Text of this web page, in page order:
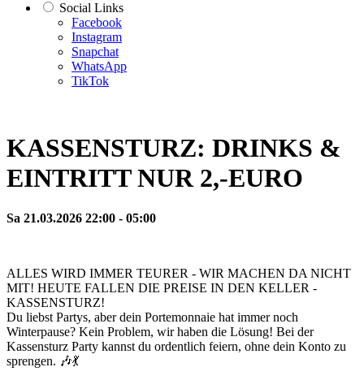
Social Links
Facebook
Instagram
Snapchat
WhatsApp
TikTok
KASSENSTURZ: DRINKS &
EINTRITT NUR 2,-EURO
Sa 21.03.2026 22:00 - 05:00
ALLES WIRD IMMER TEURER - WIR MACHEN DA NICHT
MIT! HEUTE FALLEN DIE PREISE IN DEN KELLER -
KASSENSTURZ!
Du liebst Partys, aber dein Portemonnaie hat immer noch
Winterpause? Kein Problem, wir haben die Lösung! Bei der
Kassensturz Party kannst du ordentlich feiern, ohne dein Konto zu
sprengen. 🎶💃